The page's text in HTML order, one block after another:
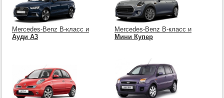
Mercedes-Benz B-класс и
Ауди А3
Mercedes-Benz B-класс и
Мини Купер